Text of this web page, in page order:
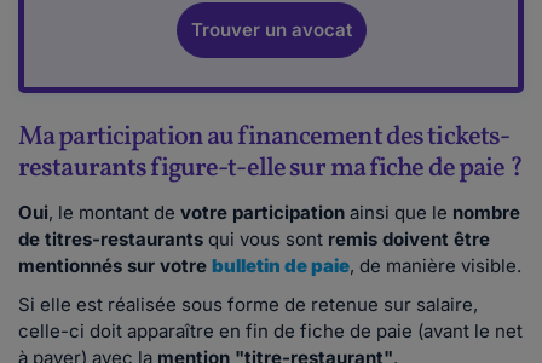
Trouver un avocat
Ma participation au financement des tickets-
restaurants figure-t-elle sur ma fiche de paie ?
Oui, le montant de votre participation ainsi que le nombre
de titres-restaurants qui vous sont remis doivent être
mentionnés sur votre bulletin de paie, de manière visible.
Si elle est réalisée sous forme de retenue sur salaire,
celle-ci doit apparaître en fin de fiche de paie (avant le net
à payer) avec la mention "titre-restaurant".